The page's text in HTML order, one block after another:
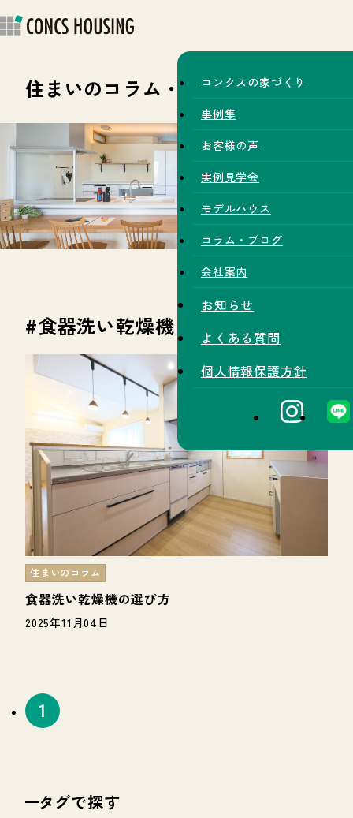
コンクスの家づくり
事例集
お客様の声
実例見学会
モデルハウス
コラム・ブログ
会社案内
お知らせ
よくある質問
個人情報保護方針
住まいのコラム・スタッフブログ
#食器洗い乾燥機
食器洗い乾燥機の選び方
住まいのコラム
2025年11月04日
タグで探す